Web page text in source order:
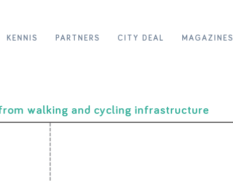
KENNIS PARTNERS CITY DEAL MAGAZINES
walking and cycling infrastructure